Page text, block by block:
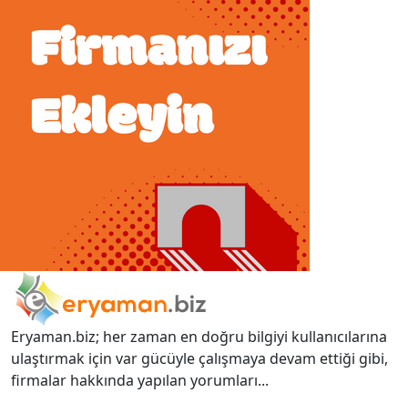
Eryaman.biz; her zaman en doğru bilgiyi kullanıcılarına
ulaştırmak için var gücüyle çalışmaya devam ettiği gibi,
firmalar hakkında yapılan yorumları...